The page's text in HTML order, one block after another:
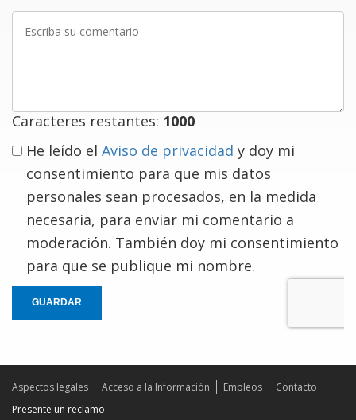
Caracteres restantes: 1000
He leído el Aviso de privacidad y doy mi
consentimiento para que mis datos
personales sean procesados, en la medida
necesaria, para enviar mi comentario a
moderación. También doy mi consentimiento
para que se publique mi nombre.
GUARDAR
Aspectos legales Acceso a la Información Empleos
Contacto
Presente un reclamo